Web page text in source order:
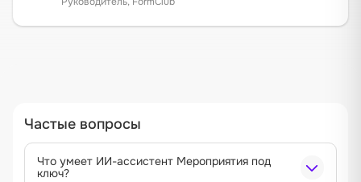
Частые вопросы
Что умеет ИИ-ассистент Мероприятия под
ключ?